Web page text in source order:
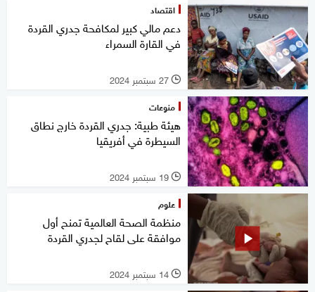
اقتصاد
دعم مالي كبير لمكافحة جدري القردة
في القارة السمراء
l 27 سبتمبر 2024
منوعات
هيئة طبية: جدري القردة خارج نطاق
السيطرة في أفريقيا
l 19 سبتمبر 2024
علوم
منظمة الصحة العالمية تمنح أول
موافقة على لقاح لجدري القردة
l 14 سبتمبر 2024